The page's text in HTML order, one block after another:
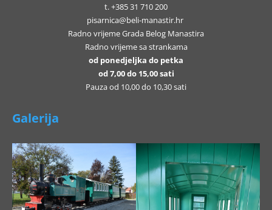
t. +385 31 710 200
pisarnica@beli-manastir.hr
Radno vrijeme Grada Belog Manastira
Radno vrijeme sa strankama
od ponedjeljka do petka
od 7,00 do 15,00 sati
Pauza od 10,00 do 10,30 sati
Galerija